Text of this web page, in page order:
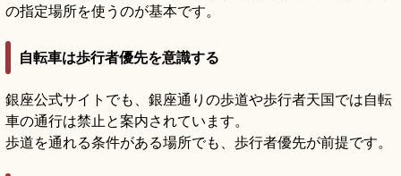
の指定場所を使うのが基本です。
自転車は歩行者優先を意識する
銀座公式サイトでも、銀座通りの歩道や歩行者天国では自転
車の通行は禁止と案内されています。
歩道を通れる条件がある場所でも、歩行者優先が前提です。